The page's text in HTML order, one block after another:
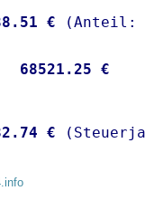
€
68521.25 €
€